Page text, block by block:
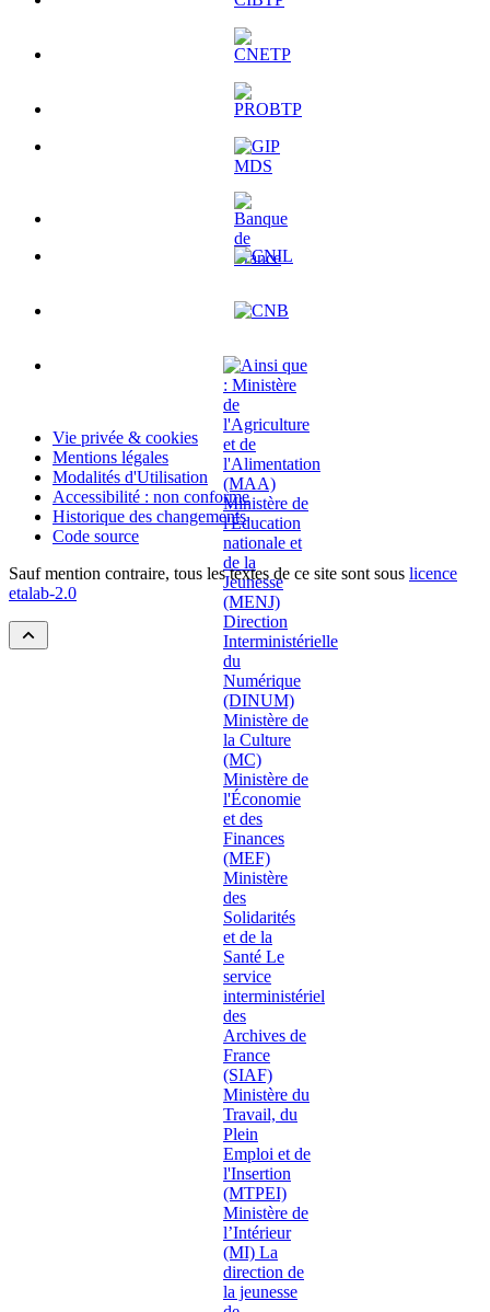
Vie privée & cookies
Mentions légales
Modalités d'Utilisation
Accessibilité : non conforme
Historique des changements
Code source
Sauf mention contraire, tous les textes de ce site sont sous licence
etalab-2.0